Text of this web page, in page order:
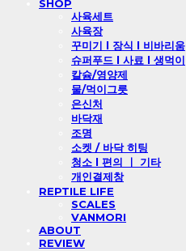
SHOP
사육세트
사육장
꾸미기 l 장식 l 비바리움
슈퍼푸드 l 사료 l 생먹이
칼슘/영양제
물/먹이그릇
은신처
바닥재
조명
소켓 / 바닥 히팅
청소 l 편의 ㅣ 기타
개인결제창
REPTILE LIFE
SCALES
VANMORI
ABOUT
REVIEW